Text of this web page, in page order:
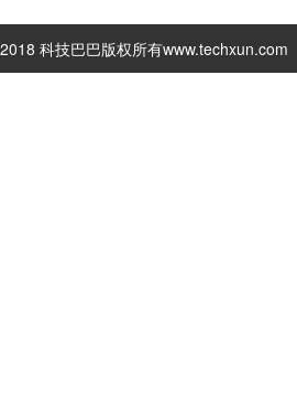
科技巴巴版权所有www.techxun.com